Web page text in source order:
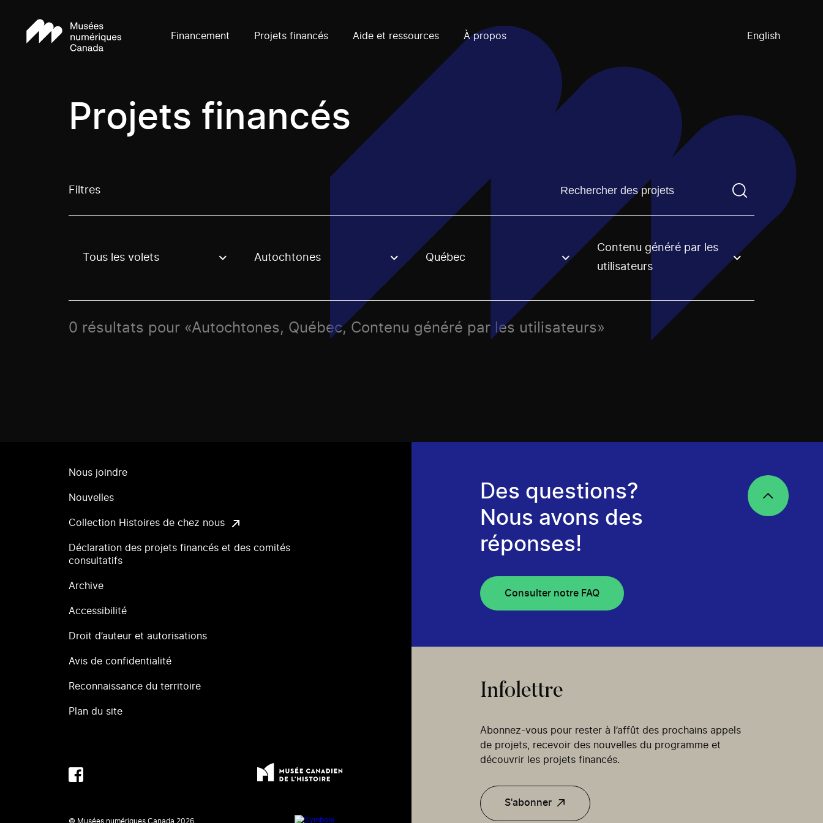
Financement Projets financés Aide et ressources À propos English
Projets financés
Filtres Trouvez un projetVous devez saisir un terme de
Use these options to filter projects by topic, stream or regon. The filter will be applied when selecting an option.
Tous les volets Autochtones Québec
Contenu généré par les
utilisateurs
0 résultats pour «Autochtones, Québec, Contenu généré par les utilisateurs»
Nous joindre
Nouvelles
Collection Histoires de chez nous
Déclaration des projets financés et des comités
consultatifs
Archive
Accessibilité
Droit d’auteur et autorisations
Avis de confidentialité
Reconnaissance du territoire
Plan du site
© Musées numériques Canada 2026
Des questions?
Nous avons des
réponses!
Consulter notre FAQ
Infolettre
Abonnez-vous pour rester à l’affût des prochains appels
de projets, recevoir des nouvelles du programme et
découvrir les projets financés.
S'abonner